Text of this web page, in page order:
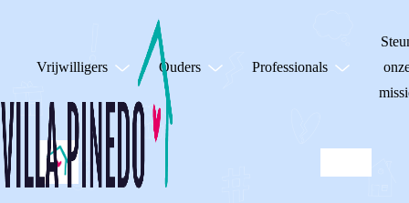
Vrijwilligers Ouders Professionals